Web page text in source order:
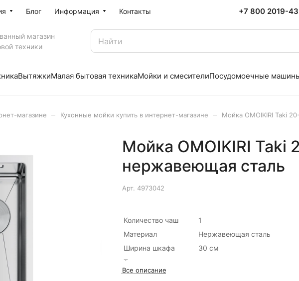
Блог Информация Контакты +7 800 2019-
магазин
техники
ВытяжкиМалая бытовая техникаМойки и смесителиПосудомоечные
магазине Кухонные мойки купить в интернет-магазине Мойка OMOIKIRI Taki
Мойка OMOIKIRI Taki
нержавеющая сталь
Арт. 4973042
Количество чаш
1
Материал
Нержавеющая сталь
Ширина шкафа
30 см
Тип установки
Крыло
Все описание